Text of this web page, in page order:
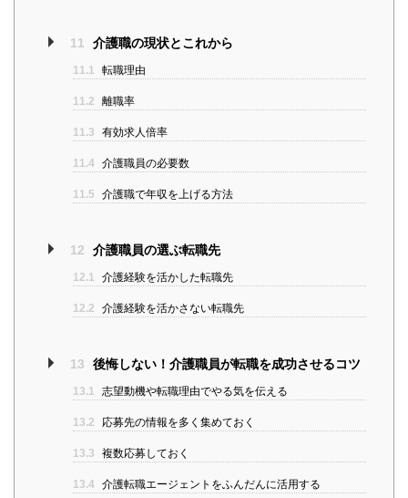
11 介護職の現状とこれから
11.1 転職理由
11.2 離職率
11.3 有効求人倍率
11.4 介護職員の必要数
11.5 介護職で年収を上げる方法
12 介護職員の選ぶ転職先
12.1 介護経験を活かした転職先
12.2 介護経験を活かさない転職先
13 後悔しない！介護職員が転職を成功させるコツ
13.1 志望動機や転職理由でやる気を伝える
13.2 応募先の情報を多く集めておく
13.3 複数応募しておく
13.4 介護転職エージェントをふんだんに活用する